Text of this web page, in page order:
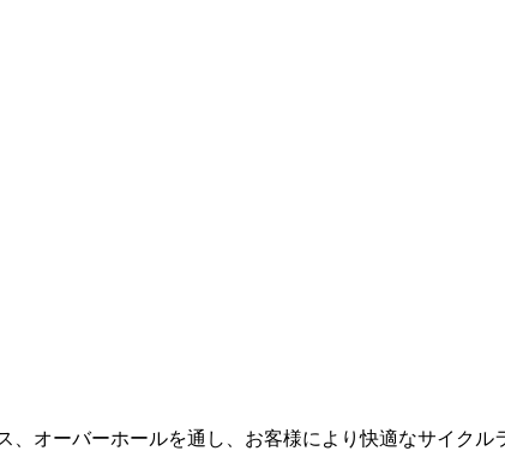
オーバーホールを通し、お客様により快適なサイクル